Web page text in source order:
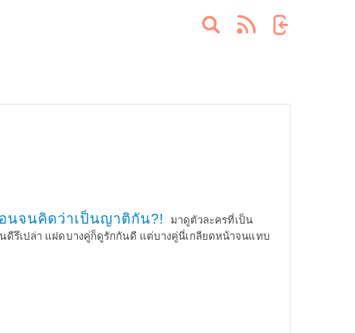
นจนคิดว่าเป็นญาติกัน?!
มาดูตัวละครที่เป็น
ดีรึเปล่า แฝดบางคู่ก็ดูรักกันดี แต่บางคู่นี่เกลียดหน้าจนแทบ